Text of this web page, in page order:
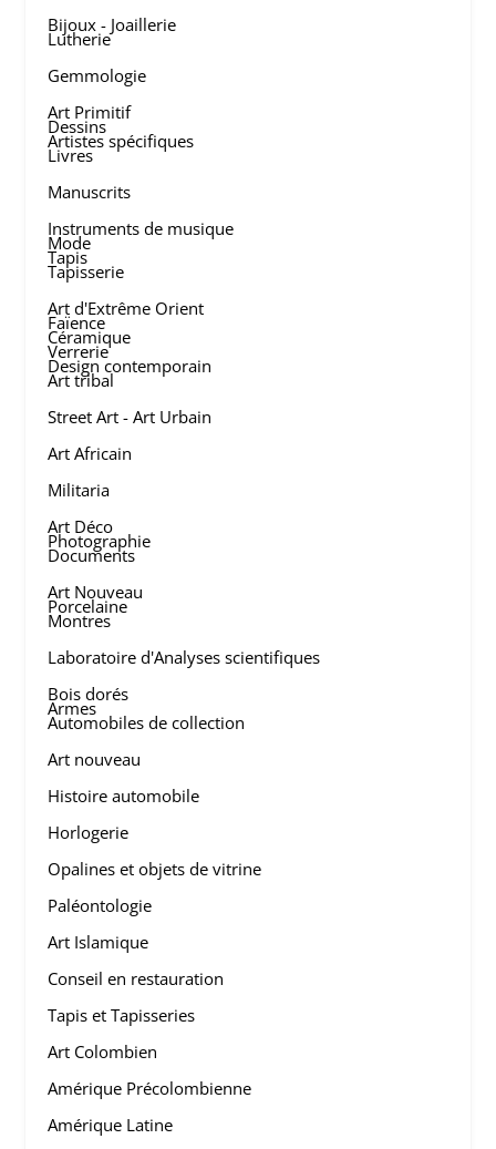
Bijoux - Joaillerie
Lutherie
Gemmologie
Art Primitif
Dessins
Artistes spécifiques
Livres
Manuscrits
Instruments de musique
Mode
Tapis
Tapisserie
Art d'Extrême Orient
Faïence
Céramique
Verrerie
Design contemporain
Art tribal
Street Art - Art Urbain
Art Africain
Militaria
Art Déco
Photographie
Documents
Art Nouveau
Porcelaine
Montres
Laboratoire d'Analyses scientifiques
Bois dorés
Armes
Automobiles de collection
Art nouveau
Histoire automobile
Horlogerie
Opalines et objets de vitrine
Paléontologie
Art Islamique
Conseil en restauration
Tapis et Tapisseries
Art Colombien
Amérique Précolombienne
Amérique Latine